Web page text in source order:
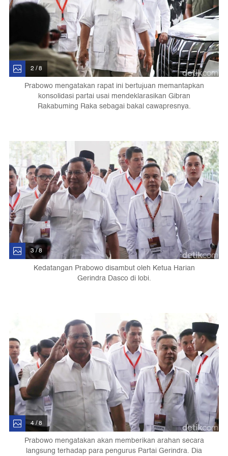
2 / 8
Prabowo mengatakan rapat ini bertujuan memantapkan
konsolidasi partai usai mendeklarasikan Gibran
Rakabuming Raka sebagai bakal cawapresnya.
3 / 8
Kedatangan Prabowo disambut oleh Ketua Harian
Gerindra Dasco di lobi.
4 / 8
Prabowo mengatakan akan memberikan arahan secara
langsung terhadap para pengurus Partai Gerindra. Dia